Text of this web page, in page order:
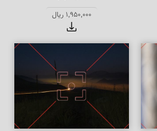
ولیک درخور امکان و اقتدار منست
1,950,000 ریال